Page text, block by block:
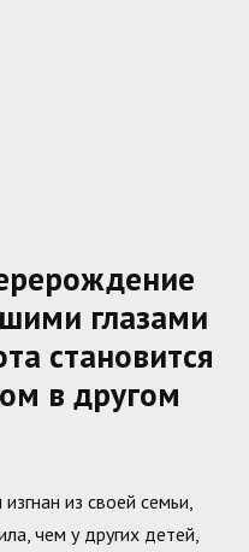
глазами
становится
в другом
из своей семьи,
чем у других детей,